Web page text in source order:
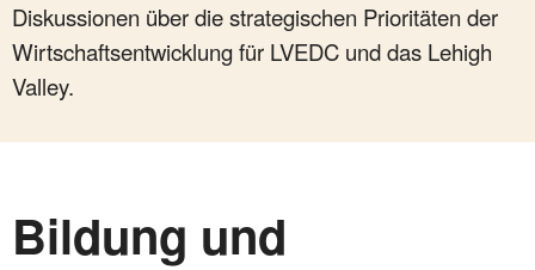
Diskussionen über die strategischen Prioritäten der
Wirtschaftsentwicklung für LVEDC und das Lehigh
Valley.
Bildung und